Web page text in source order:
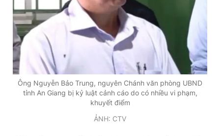
Ông Nguyễn Bảo Trung, nguyên Chánh văn phòng UBND
tỉnh An Giang bị kỷ luật cảnh cáo do có nhiều vi phạm,
khuyết điểm
ẢNH: CTV